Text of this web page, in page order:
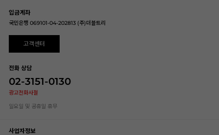
입금계좌
국민은행 069101-04-202813 (주)더블트리
고객센터
전화 상담
02-3151-0130
광고전화사절
일요일 및 공휴일 휴무
사업자정보